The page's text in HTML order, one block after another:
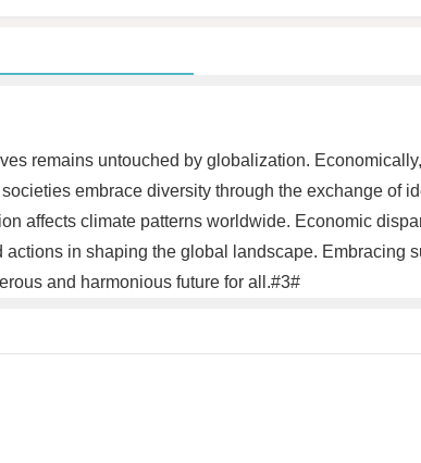
remains untouched by globalization.
embrace diversity through the exchange of
affects climate patterns worldwide. Economic
in shaping the global landscape. Embracing
and harmonious future for all.#3#